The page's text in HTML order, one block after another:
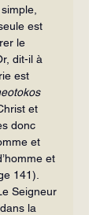
est
le
dit-il à
est
et
donc
et
et
141).
Seigneur
la